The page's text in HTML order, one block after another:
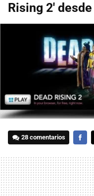
Rising 2'
28 comentarios